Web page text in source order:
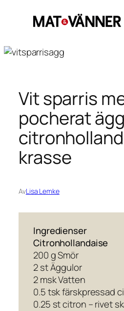
Vit sparris
pocherat
krasse
AvLisa Lemke
Ingredienser
Citronhollandaise
200 g Smör
2 st Äggulor
2 msk Vatten
0.5 tsk färskpressad
0.25 st citron – rivet